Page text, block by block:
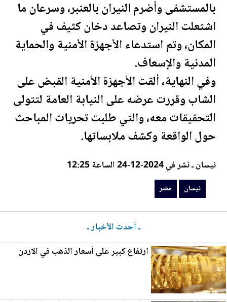
بالمستشفى وأضرم النيران بالعنبر، وسرعان ما
اشتعلت النيران وتصاعد دخان كثيف في
المكان، وتم استدعاء الأجهزة الأمنية والحماية
المدنية والإسعاف.
وفي النهاية، ألقت الأجهزة الأمنية القبض على
الشاب وقررت عرضه على النيابة العامة لتتولى
التحقيقات معه، والتي طلبت تحريات المباحث
حول الواقعة وكشف ملابساتها.
نيسان ـ نشر في 2024-12-24 الساعة 12:25
نيسان مصر
ـ أحدث الأخبار ـ
ارتفاع كبير على أسعار الذهب في الاردن